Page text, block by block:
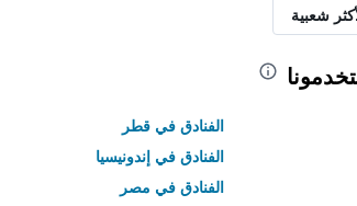
شعبية
الفنادق في قطر
الفنادق في إندونيسيا
الفنادق في مصر